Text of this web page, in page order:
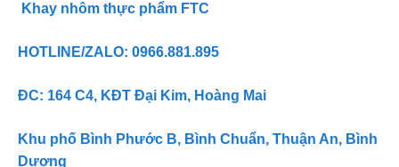
Khay nhôm thực phẩm FTC
HOTLINE/ZALO: 0966.881.895
ĐC: 164 C4, KĐT Đại Kim, Hoàng Mai
Khu phố Bình Phước B, Bình Chuẩn, Thuận An, Bình
Dương